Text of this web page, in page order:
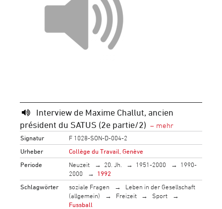
Interview de Maxime Challut, ancien
président du SATUS (2e partie/2)
Signatur
F 1028-SON-D-004-2
Urheber
Collège du Travail, Genève
Periode
Neuzeit 20. Jh. 1951-2000
1990-
2000
1992
Schlagwörter
soziale Fragen
Leben in der Gesellschaft
(allgemein)
Freizeit
Sport
Fussball